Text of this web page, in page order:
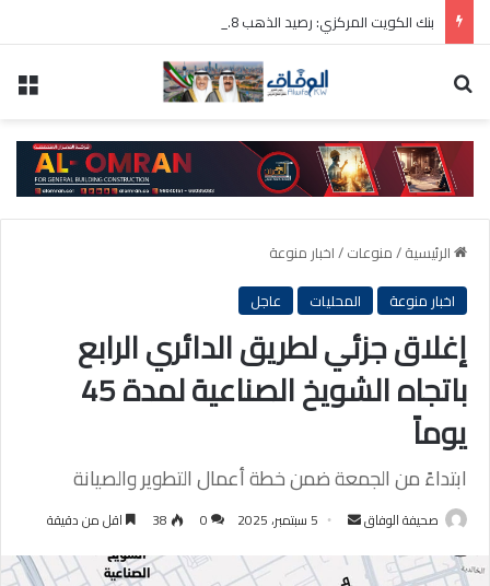
الرئيسية/منوعات/اخبار منوعة
اخبار منوعة
المحليات عاجل
إغلاق جزئي لطريق الدائري الرابع
باتجاه الشويخ الصناعية لمدة 45
يوماً
ابتداءً من الجمعة ضمن خطة أعمال التطوير والصيانة
صحيفة الوفاق
أرسل
إلكترونيا
5 سبتمبر، 2025 0
38 اقل من دقيقة